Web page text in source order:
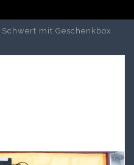
auf Lager
mit Geschenkbox